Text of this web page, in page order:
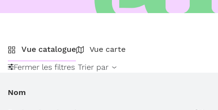
Vue catalogue
Vue carte
Fermer les filtres Trier par
Nom